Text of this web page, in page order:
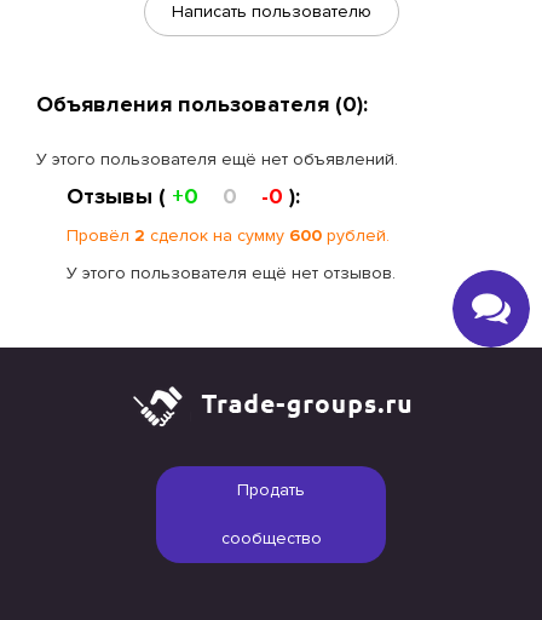
Написать пользователю
Объявления пользователя (0):
У этого пользователя ещё нет объявлений.
Отзывы ( +0 0 -0 ):
Провёл 2 сделок на сумму 600 рублей.
У этого пользователя ещё нет отзывов.
Продать
сообщество